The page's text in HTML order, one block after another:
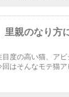
親のなり方
度の高い猫、ア
はそんなモテ猫